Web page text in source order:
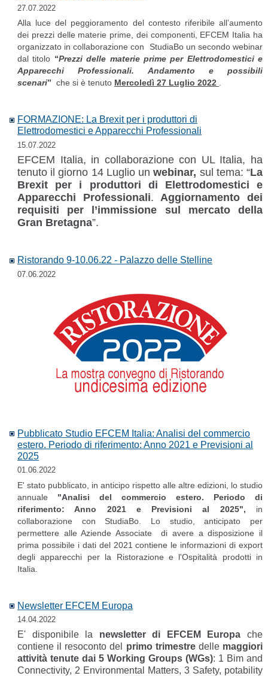
27.07.2022
Alla luce del peggioramento del contesto riferibile all’aumento
dei prezzi delle materie prime, dei componenti, EFCEM Italia ha
organizzato in collaborazione con StudiaBo un secondo webinar
dal titolo “Prezzi delle materie prime per Elettrodomestici e
Apparecchi Professionali. Andamento e possibili
scenari” che si è tenuto Mercoledì 27 Luglio 2022
FORMAZIONE: La Brexit per i produttori di
Elettrodomestici e Apparecchi Professionali
15.07.2022
EFCEM Italia, in collaborazione con UL Italia, ha
tenuto il giorno 14 Luglio unwebinar, sul tema: “La
Brexit per i produttori di Elettrodomestici e
Apparecchi Professionali. Aggiornamento dei
requisiti per l’immissione sul mercato della
Gran Bretagna”.
Ristorando 9-10.06.22 - Palazzo delle Stelline
07.06.2022
Pubblicato Studio EFCEM Italia: Analisi del commercio
estero. Periodo di riferimento: Anno 2021 e Previsioni al
2025
01.06.2022
E' stato pubblicato, in anticipo rispetto alle altre edizioni, lo studio
annuale "Analisi del commercio estero. Periodo di
riferimento: Anno 2021 e Previsioni al 2025", in
collaborazione con StudiaBo.
Lo studio, anticipato per
permettere alle Aziende Associate di avere a disposizione il
prima possibile i dati del 2021 contiene le informazioni di export
degli apparecchi per la Ristorazione e l'Ospitalità prodotti in
Italia.
Newsletter EFCEM Europa
14.04.2022
E' disponibile la newsletter di EFCEM Europa che
contiene il resoconto del primo trimestredelle maggiori
attività tenute dai 5 Working Groups (WGs): 1 Bim and
Connectivity, 2 Environmental Matters, 3 Safety, potability